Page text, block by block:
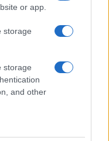
or app.
storage
storage
and other
nem ilyen telefonom
ikról pedig
akarod használni?